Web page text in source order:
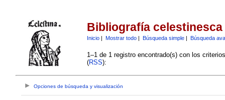
Bibliografía celestinesca
Inicio| Mostrar todo| Búsqueda simple| Búsqueda
1–1 de 1 registro encontrado(s) con los
(RSS):
Opciones de búsqueda y visualización